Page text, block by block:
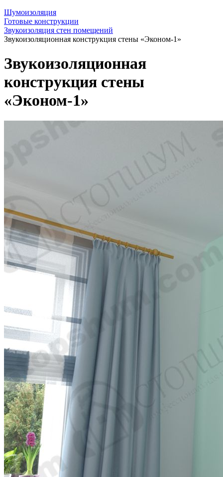
Шумоизоляция
Готовые конструкции
Звукоизоляция стен помещений
Звукоизоляционная конструкция стены «Эконом-1»
Звукоизоляционная
конструкция стены
«Эконом-1»